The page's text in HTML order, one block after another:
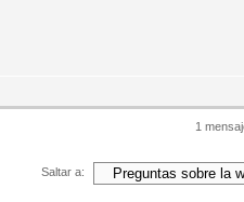
1
Saltar a: